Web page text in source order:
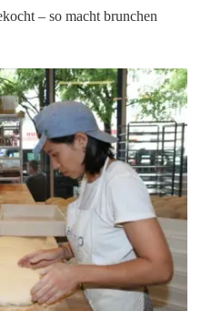
– so macht brunchen